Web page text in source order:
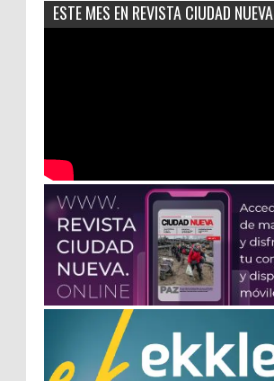
ESTE MES EN REVISTA CIUDAD NUEVA